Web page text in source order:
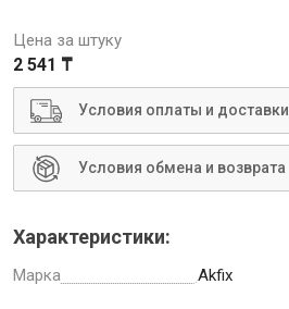
Цена за штуку
2 541 ₸
Условия оплаты и доставки
Условия обмена и возврата
Характеристики:
Марка Akfix
Сантехника
Крепежи
Анкеры
Монтажные ленты